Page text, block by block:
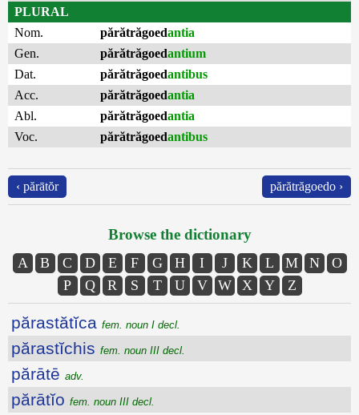
PLURAL
Nom.
părătrăgoedantia
Gen.
părătrăgoedantium
Dat.
părătrăgoedantibus
Acc.
părătrăgoedantia
Abl.
părătrăgoedantia
Voc.
părătrăgoedantibus
‹ părātŏr părătrăgoedo ›
Browse the dictionary
A B C D E F G H I J K L M N
O
P
Q R S T U V W X Y Z
părastătĭca fem. noun I decl.
părastĭchis fem. noun III decl.
părātē adv.
părātĭo fem. noun III decl.